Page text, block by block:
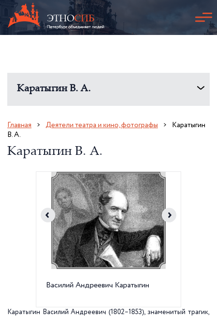
Каратыгин В. А.
Главная Деятели театра и кино, фотографы
Каратыгин
В. А.
Каратыгин В. А.
Василий Андреевич Каратыгин
Каратыгин Василий Андреевич (1802–1853), знаменитый трагик,